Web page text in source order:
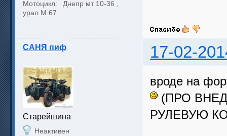
Мотоцикл:
Днепр мт 10-36 ,
урал М 67
САНЯ пиф 17-02-
Cтарейшина
Неактивен
вроде на
(ПРО
РУЛЕВУЮ